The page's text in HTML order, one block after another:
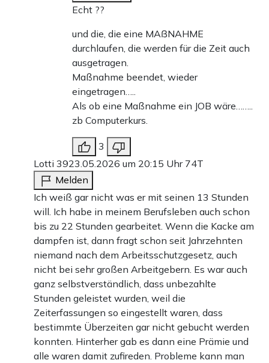
Echt ??
und die, die eine MAßNAHME
durchlaufen, die werden für die Zeit auch
ausgetragen.
Maßnahme beendet, wieder
eingetragen…..
Als ob eine Maßnahme ein JOB wäre……..
zb Computerkurs.
3
Lotti 3923.05.2026 um 20:15 Uhr 74T
Melden
Ich weiß gar nicht was er mit seinen 13 Stunden
will. Ich habe in meinem Berufsleben auch schon
bis zu 22 Stunden gearbeitet. Wenn die Kacke am
dampfen ist, dann fragt schon seit Jahrzehnten
niemand nach dem Arbeitsschutzgesetz, auch
nicht bei sehr großen Arbeitgebern. Es war auch
ganz selbstverständlich, dass unbezahlte
Stunden geleistet wurden, weil die
Zeiterfassungen so eingestellt waren, dass
bestimmte Überzeiten gar nicht gebucht werden
konnten. Hinterher gab es dann eine Prämie und
alle waren damit zufireden. Probleme kann man